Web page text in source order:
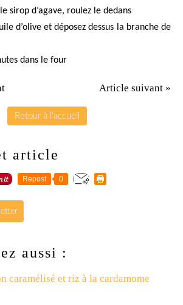
sirop d’agave, roulez le dedans
d’olive et déposez dessus la branche de
dans le four
Article suivant »
Retour à l'accueil
article
Repost 0
aussi :